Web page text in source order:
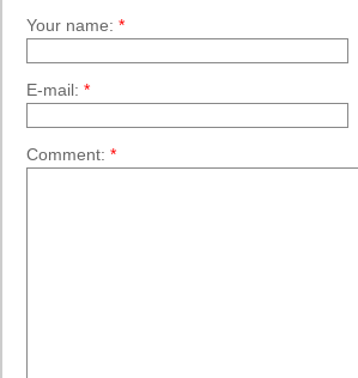
Your name: *
E-mail: *
Comment: *